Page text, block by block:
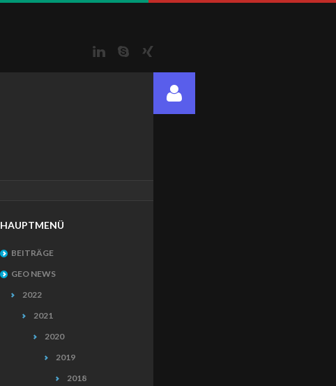
LinkedInSkype
HAUPTMENÜ
BEITRÄGE
GEO NEWS
2022
2021
2020
2019
2018